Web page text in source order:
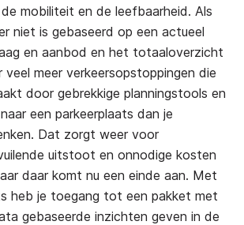
mobiliteit en de leefbaarheid. Als
niet is gebaseerd op een actueel
en aanbod en het totaaloverzicht
meer verkeersopstoppingen die
door gebrekkige planningstools en
een parkeerplaats dan je
Dat zorgt weer voor
uitstoot en onnodige kosten
daar komt nu een einde aan. Met
heb je toegang tot een pakket met
gebaseerde inzichten geven in de